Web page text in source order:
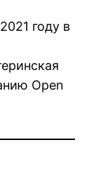
году в
Open